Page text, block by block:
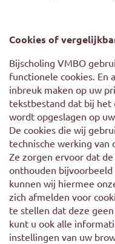
Cookies of
Bijscholing VMBO
functionele cookies. En
inbreuk maken op uw
tekstbestand dat bij het
wordt opgeslagen op
De cookies die wij
technische werking van
Ze zorgen ervoor dat
onthouden
kunnen wij hiermee
zich afmelden voor
te stellen dat deze
kunt u ook alle
instellingen van uw